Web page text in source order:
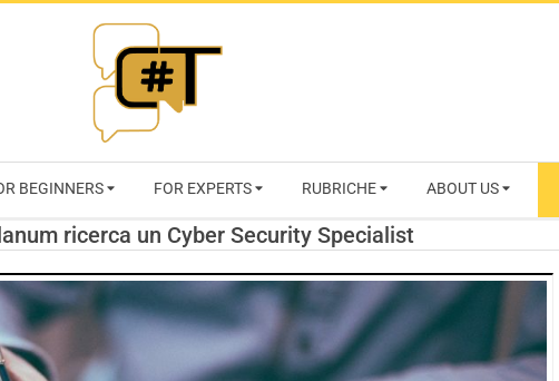
RIVISTA
CYBERSECURITY
TRENDS
BEGINNERS FOR EXPERTS RUBRICHE ABOUT US
ricerca un Cyber Security Specialist